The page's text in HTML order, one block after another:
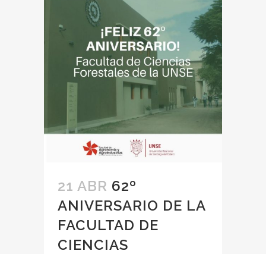
21 ABR 62º
ANIVERSARIO DE LA
FACULTAD DE
CIENCIAS